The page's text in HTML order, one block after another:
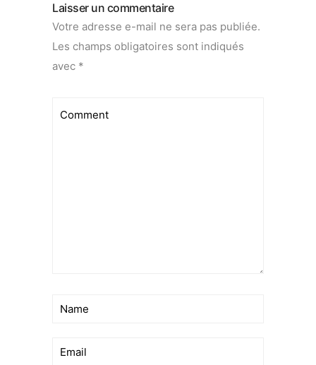
Laisser un commentaire
Votre adresse e-mail ne sera pas publiée.
Les champs obligatoires sont indiqués
avec *